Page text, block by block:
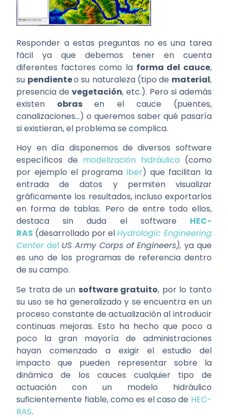
Responder a estas preguntas no es una tarea
fácil ya que debemos tener en cuenta
diferentes factores como la forma del cauce,
su pendienteo su naturaleza (tipo de material,
presencia devegetación, etc.). Pero si además
existen obras
en el cauce (puentes,
canalizaciones…) o queremos saber qué pasaría
si existieran, el problema se complica.
Hoy en día disponemos de diversos software
específicos de modelización hidráulica(como
por ejemplo el programa Iber) que facilitan la
entrada de datos y permiten visualizar
gráficamente los resultados, incluso exportarlos
en forma de tablas. Pero de entre todo ellos,
destaca sin duda el software HEC-
RAS (desarrollado por elHydrologic Engineering
Centerdel US Army Corps of Engineers),ya que
es uno de los programas de referencia dentro
de su campo.
Se trata de un software gratuito, por lo tanto
su uso se ha generalizado y se encuentra en un
proceso constante de actualización al introducir
continuas mejoras. Esto ha hecho que poco a
poco la gran mayoría de administraciones
hayan comenzado a exigir el estudio del
impacto que pueden representar sobre la
dinámica de los cauces cualquier tipo de
actuación con un modelo hidráulico
suficientemente fiable, como es el caso de HEC-
RAS.